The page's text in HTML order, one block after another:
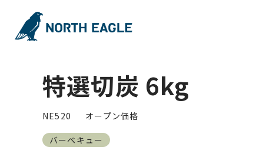
特選切炭 6kg
NE520 オープン価格
バーベキュー